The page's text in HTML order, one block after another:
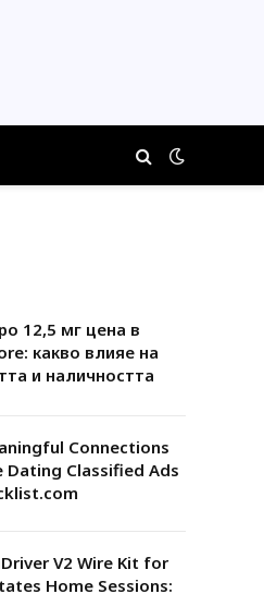
12,5 мг цена в
какво влияе на
и наличността
Connections
Dating Classified Ads
V2 Wire Kit for
Home Sessions: